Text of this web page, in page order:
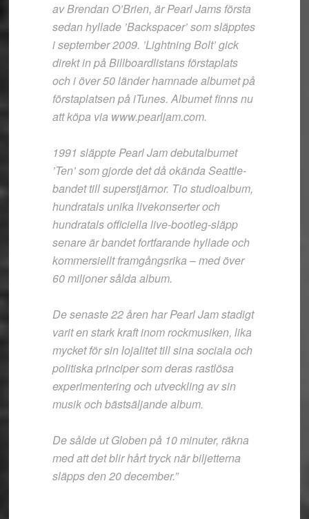
av Brendan O’Brien, är Pearl Jams första
sedan hyllade ’Backspacer’ som släpptes
i september 2009. ’Lightning Bolt’ gick
direkt in på Billboardlistans förstaplats
och i över 50 länder hamnade albumet på
förstaplatsen på iTunes. Albumet finns nu
att köpa via www.pearljam.com.
1991 släppte Pearl Jam debutalbumet
’Ten’ som gjorde det då okända Seattle-
bandet till superstjärnor. Tio studioalbum,
hundratals unika livekonserter och
hundratals officiella live-bootleg-släpp
senare är bandet fortfarande hyllade och
kommersiellt framgångsrika – med över
60 miljoner sålda album.
De senaste 22 åren har Pearl Jam stadigt
varit en stark kraft inom rockmusiken, lika
mycket för sin lojalitet till sina sociala och
politiska principer som deras rastlösa
experimentering och utveckling av sin
musik och bästsäljande album.
De sålde ut Globen på 10 minuter, räkna
med att det blir hårt tryck när biljetterna
släpps den 20 december.”